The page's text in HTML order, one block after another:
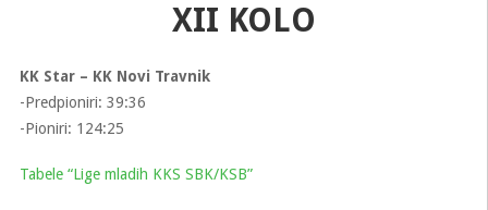
XII KOLO
KK Star – KK Novi Travnik
-Predpioniri: 39:36
-Pioniri: 124:25
Tabele “Lige mladih KKS SBK/KSB”